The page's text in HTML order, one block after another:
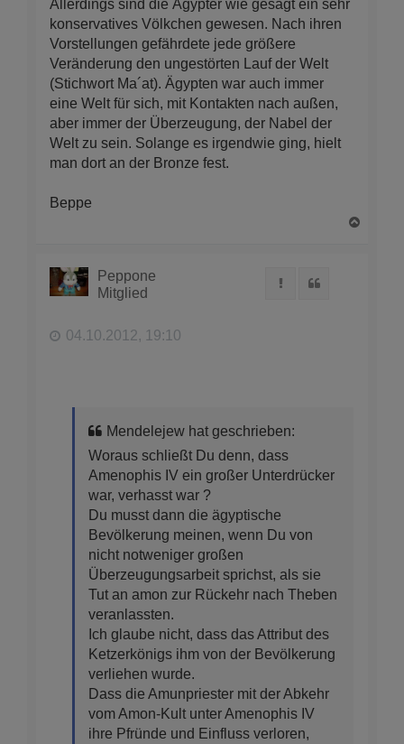
Allerdings sind die Ägypter wie gesagt ein sehr
konservatives Völkchen gewesen. Nach ihren
Vorstellungen gefährdete jede größere
Veränderung den ungestörten Lauf der Welt
(Stichwort Ma´at). Ägypten war auch immer
eine Welt für sich, mit Kontakten nach außen,
aber immer der Überzeugung, der Nabel der
Welt zu sein. Solange es irgendwie ging, hielt
man dort an der Bronze fest.
Beppe
Peppone
Mitglied
Melden
04.10.2012, 19:10
Mendelejew hat geschrieben:
Woraus schließt Du denn, dass
Amenophis IV ein großer Unterdrücker
war, verhasst war ?
Du musst dann die ägyptische
Bevölkerung meinen, wenn Du von
nicht notweniger großen
Überzeugungsarbeit sprichst, als sie
Tut an amon zur Rückehr nach Theben
veranlassten.
Ich glaube nicht, dass das Attribut des
Ketzerkönigs ihm von der Bevölkerung
verliehen wurde.
Dass die Amunpriester mit der Abkehr
vom Amon-Kult unter Amenophis IV
ihre Pfründe und Einfluss verloren,